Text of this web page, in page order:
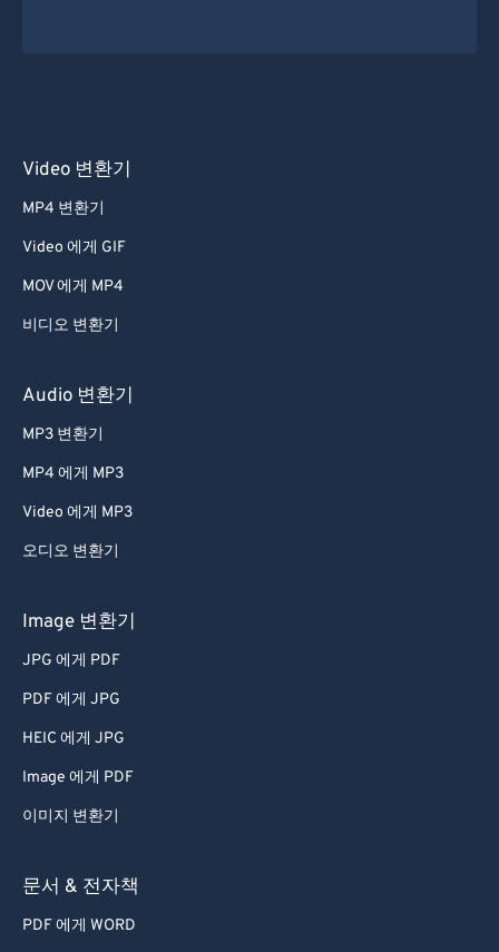
Video 변환기
MP4 변환기
Video 에게 GIF
MOV 에게 MP4
비디오 변환기
Audio 변환기
MP3 변환기
MP4 에게 MP3
Video 에게 MP3
오디오 변환기
Image 변환기
JPG 에게 PDF
PDF 에게 JPG
HEIC 에게 JPG
Image 에게 PDF
이미지 변환기
문서 & 전자책
PDF 에게 WORD